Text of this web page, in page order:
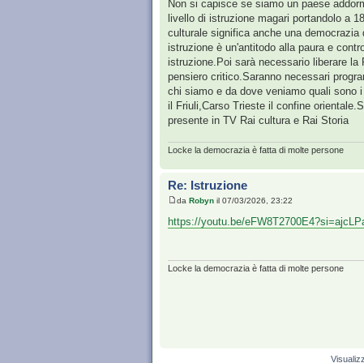
Non si capisce se siamo un paese
livello di istruzione magari portandolo a
culturale significa anche una
istruzione è un'antitodo alla paura e
istruzione.Poi sarà necessario liberare
pensiero critico.Saranno necessari
chi siamo e da dove veniamo quali sono
il Friuli,Carso Trieste il confine
presente in TV Rai cultura e Rai Storia
Locke la democrazia è fatta di molte persone
Re: Istruzione
da Robyn il 07/03/2026, 23:22
https://youtu.be/
Locke la democrazia è fatta di molte persone